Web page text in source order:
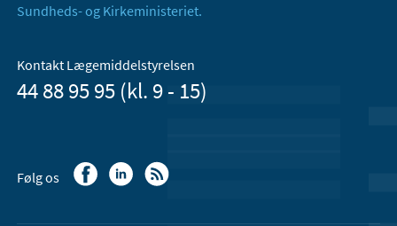
Sundheds- og Kirkeministeriet.
Kontakt Lægemiddelstyrelsen
44 88 95 95 (kl. 9 - 15)
Følg os